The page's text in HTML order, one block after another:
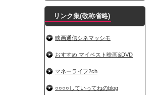
リンク集(敬称省略)
映画通信シネマッシモ
おすすめ マイベスト映画&DVD
マネーライフ2ch
○○○○していってねのblog